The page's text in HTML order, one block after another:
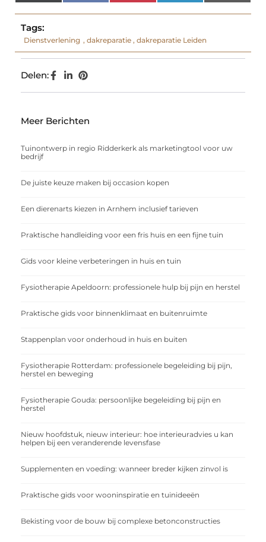
(Twitter)
Tags:
Dienstverlening , dakreparatie , dakreparatie Leiden
Delen:
Meer Berichten
Tuinontwerp in regio Ridderkerk als marketingtool voor uw
bedrijf
De juiste keuze maken bij occasion kopen
Een dierenarts kiezen in Arnhem inclusief tarieven
Praktische handleiding voor een fris huis en een fijne tuin
Gids voor kleine verbeteringen in huis en tuin
Fysiotherapie Apeldoorn: professionele hulp bij pijn en herstel
Praktische gids voor binnenklimaat en buitenruimte
Stappenplan voor onderhoud in huis en buiten
Fysiotherapie Rotterdam: professionele begeleiding bij pijn,
herstel en beweging
Fysiotherapie Gouda: persoonlijke begeleiding bij pijn en
herstel
Nieuw hoofdstuk, nieuw interieur: hoe interieuradvies u kan
helpen bij een veranderende levensfase
Supplementen en voeding: wanneer breder kijken zinvol is
Praktische gids voor wooninspiratie en tuinideeën
Bekisting voor de bouw bij complexe betonconstructies